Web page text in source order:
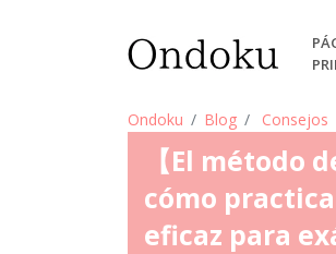
Ondoku Blog Consejos
【El método
cómo
eficaz para